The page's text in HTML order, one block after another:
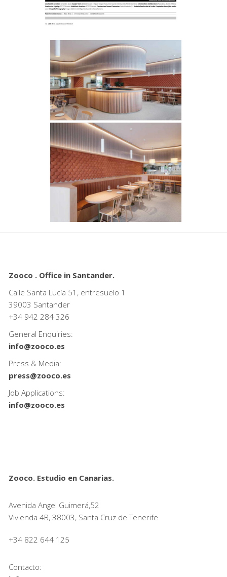
Zooco . Office in Santander.
Calle Santa Lucía 51, entresuelo 1
39003 Santander
+34 942 284 326
General Enquiries:
info@zooco.es
Press & Media:
press@zooco.es
Job Applications:
info@zooco.es
Zooco. Estudio en Canarias.
Avenida Angel Guimerá,52
Vivienda 4B, 38003, Santa Cruz de Tenerife
+34 822 644 125
Contacto: